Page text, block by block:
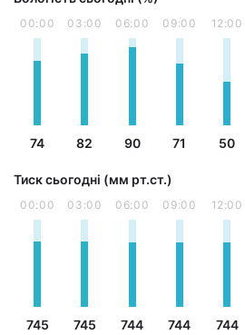
00:00
74
03:00
82
06:00
90
09:00
71
12:00
50
Тиск сьогодні (мм рт.ст.)
00:00
745
03:00
745
06:00
744
09:00
744
12:00
744